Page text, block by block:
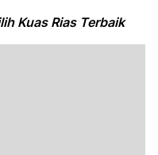
Kuas Rias Terbaik